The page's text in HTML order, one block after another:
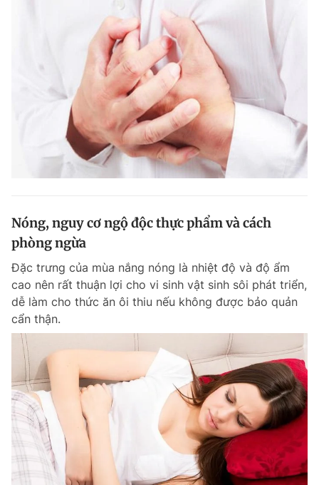
Nóng, nguy cơ ngộ độc thực phẩm và cách
phòng ngừa
Đặc trưng của mùa nắng nóng là nhiệt độ và độ ẩm
cao nên rất thuận lợi cho vi sinh vật sinh sôi phát triển,
dễ làm cho thức ăn ôi thiu nếu không được bảo quản
cẩn thận.